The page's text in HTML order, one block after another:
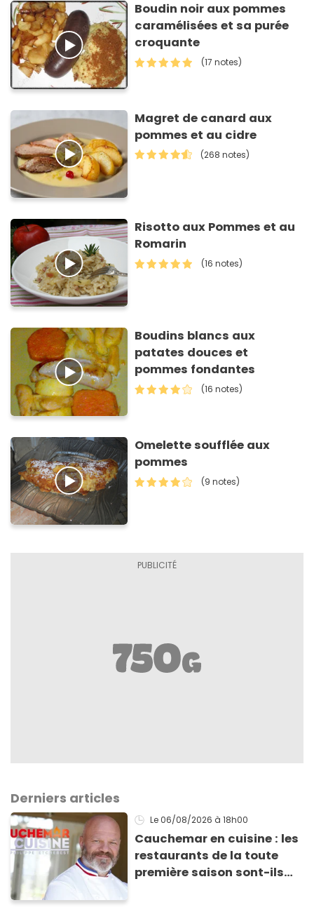
Boudin noir aux pommes
caramélisées et sa purée
croquante
(17 notes)
Magret de canard aux
pommes et au cidre
(268 notes)
Risotto aux Pommes et au
Romarin
(16 notes)
Boudins blancs aux
patates douces et
pommes fondantes
(16 notes)
Omelette soufflée aux
pommes
(9 notes)
Derniers articles
Le 06/08/2026 à 18h00
Cauchemar en cuisine : les
restaurants de la toute
première saison sont-ils